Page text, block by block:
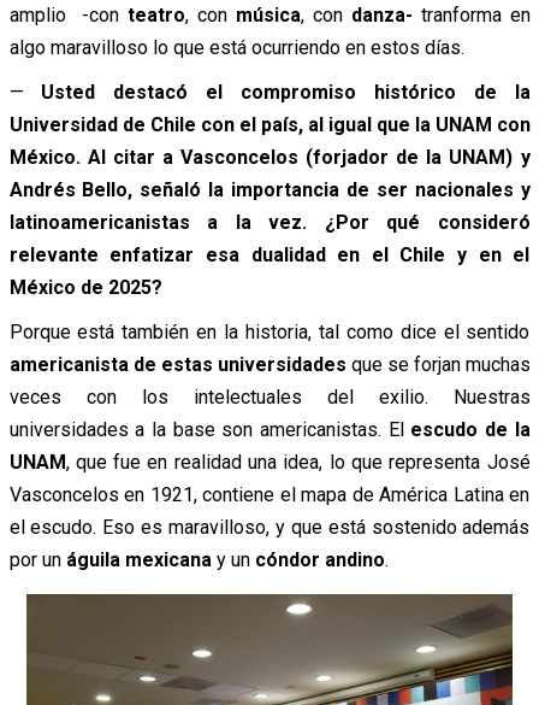
amplio -conteatro, con música, con danza- tranforma en
algo maravilloso lo que está ocurriendo en estos días.
— Usted destacó el compromiso histórico de la
Universidad de Chile con el país, al igual que la UNAM con
México. Al citar a Vasconcelos (forjador de la UNAM) y
Andrés Bello, señaló la importancia de ser nacionales y
latinoamericanistas a la vez. ¿Por qué consideró
relevante enfatizar esa dualidad en el Chile y en el
México de 2025?
Porque está también en la historia, tal como dice el sentido
americanista de estas universidades que se forjan muchas
veces con los intelectuales del exilio. Nuestras
universidades a la base son americanistas. El escudo de la
UNAM, que fue en realidad una idea, lo que representa José
Vasconcelos en 1921, contiene el mapa de América Latina en
el escudo. Eso es maravilloso, y que está sostenido además
por un águila mexicana y un cóndor andino.